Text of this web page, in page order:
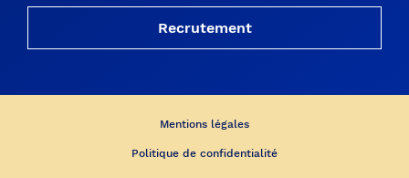
Recrutement
Mentions légales
Politique de confidentialité